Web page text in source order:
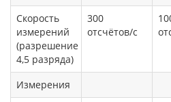
Скорость
измерений
(разрешение
4,5 разряда)
300
отсчётов/с
Измерения